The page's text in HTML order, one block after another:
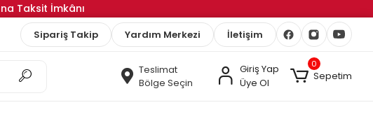
Taksit İmkânı
Sipariş Takip Yardım Merkezi İletişim
Teslimat
Bölge Seçin
Giriş Yap
Üye Ol
0
Sepetim